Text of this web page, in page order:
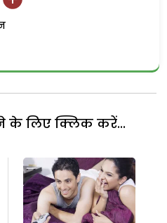
के लिए क्लिक करें...